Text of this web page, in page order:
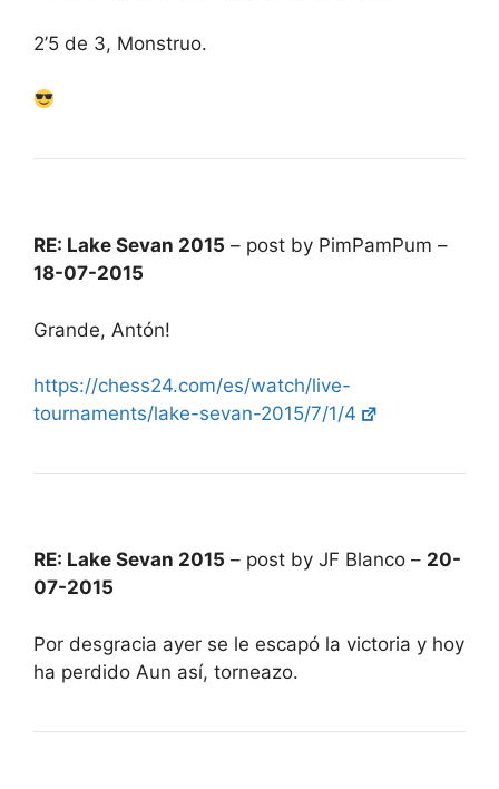
2’5 de 3, Monstruo.
RE: Lake Sevan 2015 – post by PimPamPum –
18-07-2015
Grande, Antón!
https://chess24.com/es/watch/live-
tournaments/lake-sevan-2015/7/1/4
RE: Lake Sevan 2015 – post by JF Blanco – 20-
07-2015
Por desgracia ayer se le escapó la victoria y hoy
ha perdido Aun así, torneazo.